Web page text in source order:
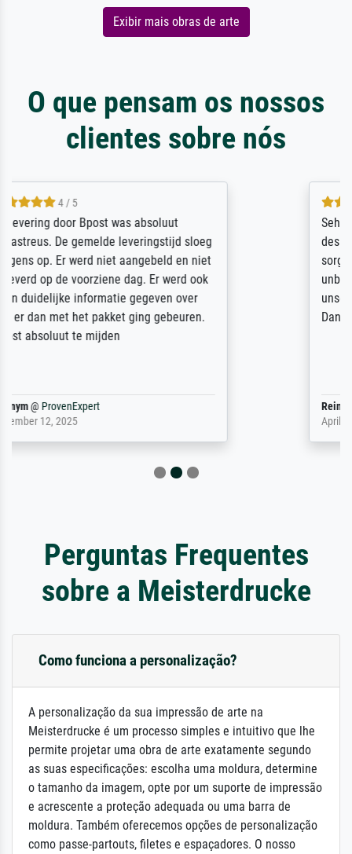
Exibir mais obras de arte
O que pensam os nossos
clientes sobre nós
Sehr gute Qualität des Leinwanddrucks und
des Rahmens! Unser Bild wurde sehr
sorgfältig und sicher verpackt, so dass es
unbeschadet bei uns ankam. Es wird nicht
unser letzter Meisterdruck sein. Vielen
Dank!
Reinhold,
April 22, 2026
Perguntas Frequentes
sobre a Meisterdrucke
Como funciona a personalização?
A personalização da sua impressão de arte na
Meisterdrucke é um processo simples e intuitivo que lhe
permite projetar uma obra de arte exatamente segundo
as suas especificações: escolha uma moldura, determine
o tamanho da imagem, opte por um suporte de impressão
e acrescente a proteção adequada ou uma barra de
moldura. Também oferecemos opções de personalização
como passe-partouts, filetes e espaçadores. O nosso